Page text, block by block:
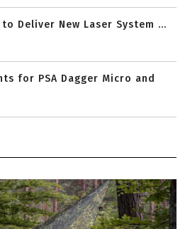
to Deliver New Laser System ...
for PSA Dagger Micro and